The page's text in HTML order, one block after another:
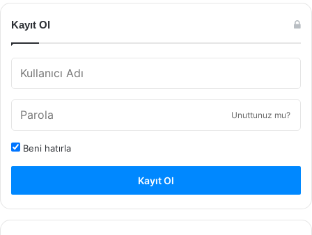
Kayıt Ol
Unuttunuz mu?
Beni hatırla
Kayıt Ol